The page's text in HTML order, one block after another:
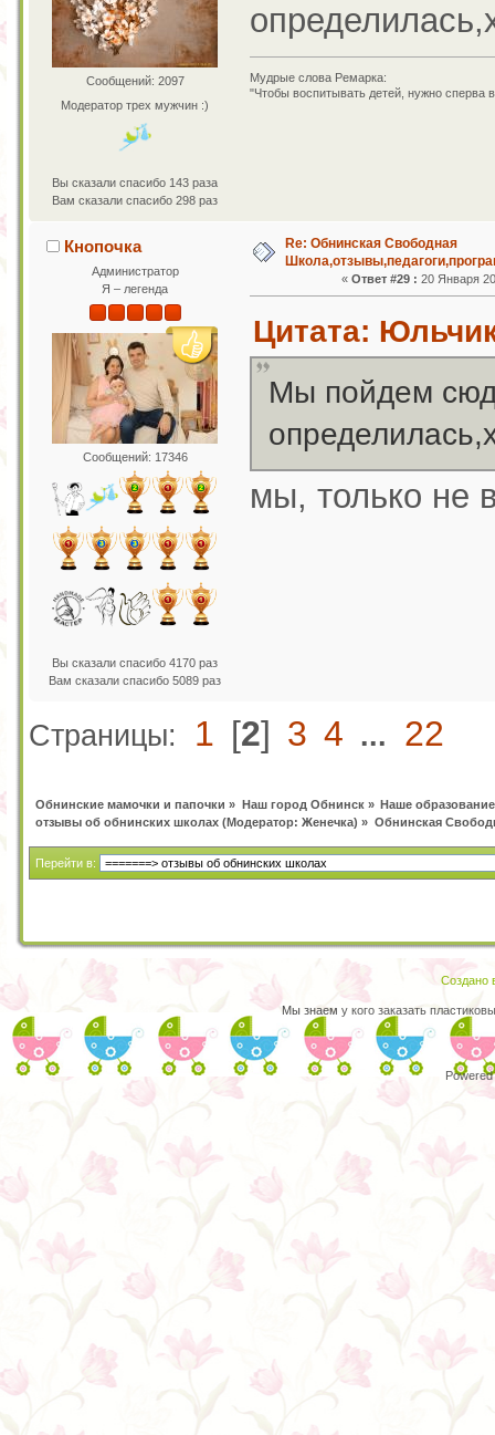
Сообщений: 2097
Модератор трех мужчин :)
Вы сказали спасибо 143 раза
Вам сказали спасибо 298 раз
Мудрые слова Ремарка:
"Чтобы воспитывать детей, нужно сперва
Кнопочка
Администратор
Я – легенда
Сообщений: 17346
Вы сказали спасибо 4170 раз
Вам сказали спасибо 5089 раз
Re: Обнинская Свободная
«Ответ #29 : 20 Января
Цитата:
Мы пойдем
мы, только не
Страницы: 1 [2] 3 4 ... 22
Обнинские мамочки и папочки » Наш город Обнинск» Наше образование
отзывы об обнинских школах (Модератор:Женечка) » Обнинская
Перейти в:
Создано
Мы знаем у кого заказать